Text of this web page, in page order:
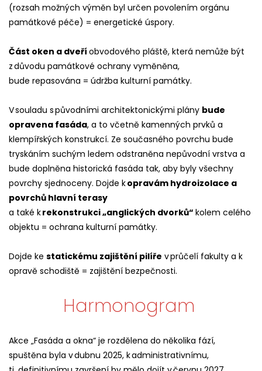
(rozsah možných výměn byl určen povolením orgánu
památkové péče) = energetické úspory.
Část oken a dveří obvodového pláště, která nemůže být
z důvodu památkové ochrany vyměněna,
bude repasována = údržba kulturní památky.
V souladu s původními architektonickými plány bude
opravena fasáda, a to včetně kamenných prvků a
klempířských konstrukcí. Ze současného povrchu bude
tryskáním suchým ledem odstraněna nepůvodní vrstva a
bude doplněna historická fasáda tak, aby byly všechny
povrchy sjednoceny. Dojde kopravám hydroizolace a
povrchů hlavní terasy
a také krekonstrukci „anglických dvorků“ kolem celého
objektu = ochrana kulturní památky.
Dojde ke statickému zajištění pilíře v průčelí fakulty a k
opravě schodiště = zajištění bezpečnosti.
Harmonogram
Akce „Fasáda a okna“ je rozdělena do několika fází,
spuštěna byla v dubnu 2025, k administrativnímu,